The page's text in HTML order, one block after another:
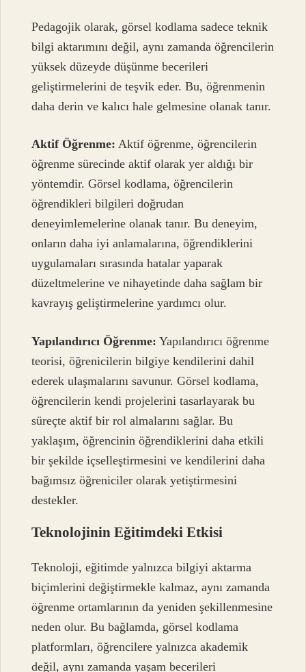
Pedagojik olarak, görsel kodlama sadece teknik
bilgi aktarımını değil, aynı zamanda öğrencilerin
yüksek düzeyde düşünme becerileri
geliştirmelerini de teşvik eder. Bu, öğrenmenin
daha derin ve kalıcı hale gelmesine olanak tanır.
Aktif Öğrenme: Aktif öğrenme, öğrencilerin
öğrenme sürecinde aktif olarak yer aldığı bir
yöntemdir. Görsel kodlama, öğrencilerin
öğrendikleri bilgileri doğrudan
deneyimlemelerine olanak tanır. Bu deneyim,
onların daha iyi anlamalarına, öğrendiklerini
uygulamaları sırasında hatalar yaparak
düzeltmelerine ve nihayetinde daha sağlam bir
kavrayış geliştirmelerine yardımcı olur.
Yapılandırıcı Öğrenme: Yapılandırıcı öğrenme
teorisi, öğrenicilerin bilgiye kendilerini dahil
ederek ulaşmalarını savunur. Görsel kodlama,
öğrencilerin kendi projelerini tasarlayarak bu
süreçte aktif bir rol almalarını sağlar. Bu
yaklaşım, öğrencinin öğrendiklerini daha etkili
bir şekilde içselleştirmesini ve kendilerini daha
bağımsız öğreniciler olarak yetiştirmesini
destekler.
Teknolojinin Eğitimdeki Etkisi
Teknoloji, eğitimde yalnızca bilgiyi aktarma
biçimlerini değiştirmekle kalmaz, aynı zamanda
öğrenme ortamlarının da yeniden şekillenmesine
neden olur. Bu bağlamda, görsel kodlama
platformları, öğrencilere yalnızca akademik
değil, aynı zamanda yaşam becerileri